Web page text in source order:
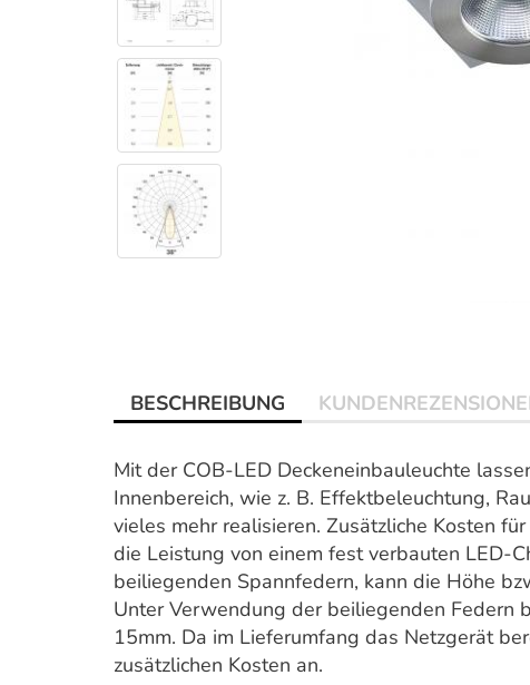
BESCHREIBUNG
Mit der COB-LED Deckeneinbauleuchte
Innenbereich, wie z. B. Effektbeleuchtung,
vieles mehr realisieren. Zusätzliche Kosten
die Leistung von einem fest verbauten LED-
beiliegenden Spannfedern, kann die Höhe
Unter Verwendung der beiliegenden Federn
15mm. Da im Lieferumfang das Netzgerät
zusätzlichen Kosten an.